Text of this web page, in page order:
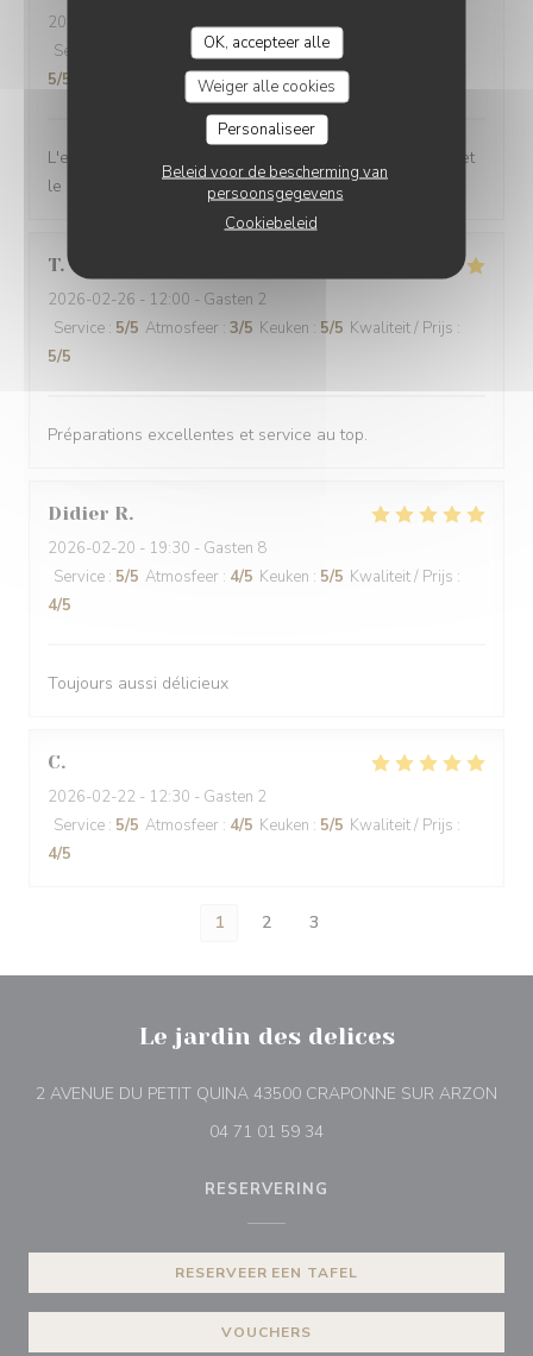
OK, accepteer alle
Weiger alle cookies
Personaliseer
Beleid voor de bescherming van
persoonsgegevens
Cookiebeleid
2026-03-05
- 12:00 - Gasten 4
Service
Atmosfeer: 5/5 Keuken:5 /5
5/5
L'excellence est toujours au rendez-vous. Les saveurs et
le service sont parfaits
T
2026-02-26 - 12:00 - Gasten 2
Service : 5/5 Atmosfeer : 3/5 Keuken : 5/5 Kwaliteit / Prijs :
5/5
Préparations excellentes et service au top.
Didier R
2026-02-20 - 19:30 - Gasten 8
Service : 5/5 Atmosfeer : 4/5 Keuken : 5/5 Kwaliteit / Prijs :
4/5
Toujours aussi délicieux
C
2026-02-22 - 12:30 - Gasten 2
Service : 5/5 Atmosfeer : 4/5 Keuken : 5/5 Kwaliteit / Prijs :
4/5
1 2 3
Le jardin des delices
2 AVENUE DU PETIT QUINA 43500 CRAPONNE SUR ARZON
04 71 01 59 34
RESERVERING
RESERVEER EEN TAFEL
VOUCHERS